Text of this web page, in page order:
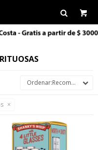
Recomendados